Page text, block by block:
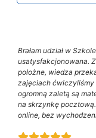
Brałam udział w
usatysfakcjonowana.
położne, wiedza
zajęciach ćwiczyliśmy
ogromną zaletą są
na skrzynkę
online, bez